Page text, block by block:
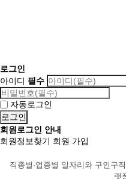
로그인
아이디 필수
자동로그인
회원로그인 안내
회원정보찾기 회원 가입
직종별·업종별 일자리와 구인구
랫